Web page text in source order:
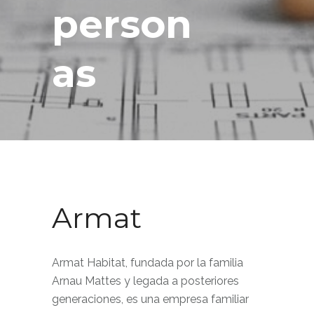
person
as
Armat
Armat Habitat, fundada por la familia
Arnau Mattes y legada a posteriores
generaciones, es una empresa familiar